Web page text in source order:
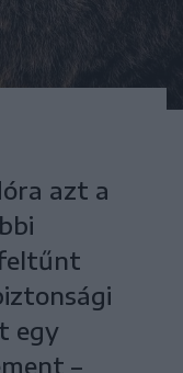
azt a
egy
–